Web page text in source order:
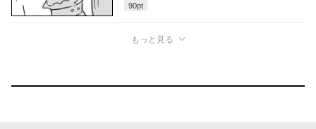
90pt
もっと見る